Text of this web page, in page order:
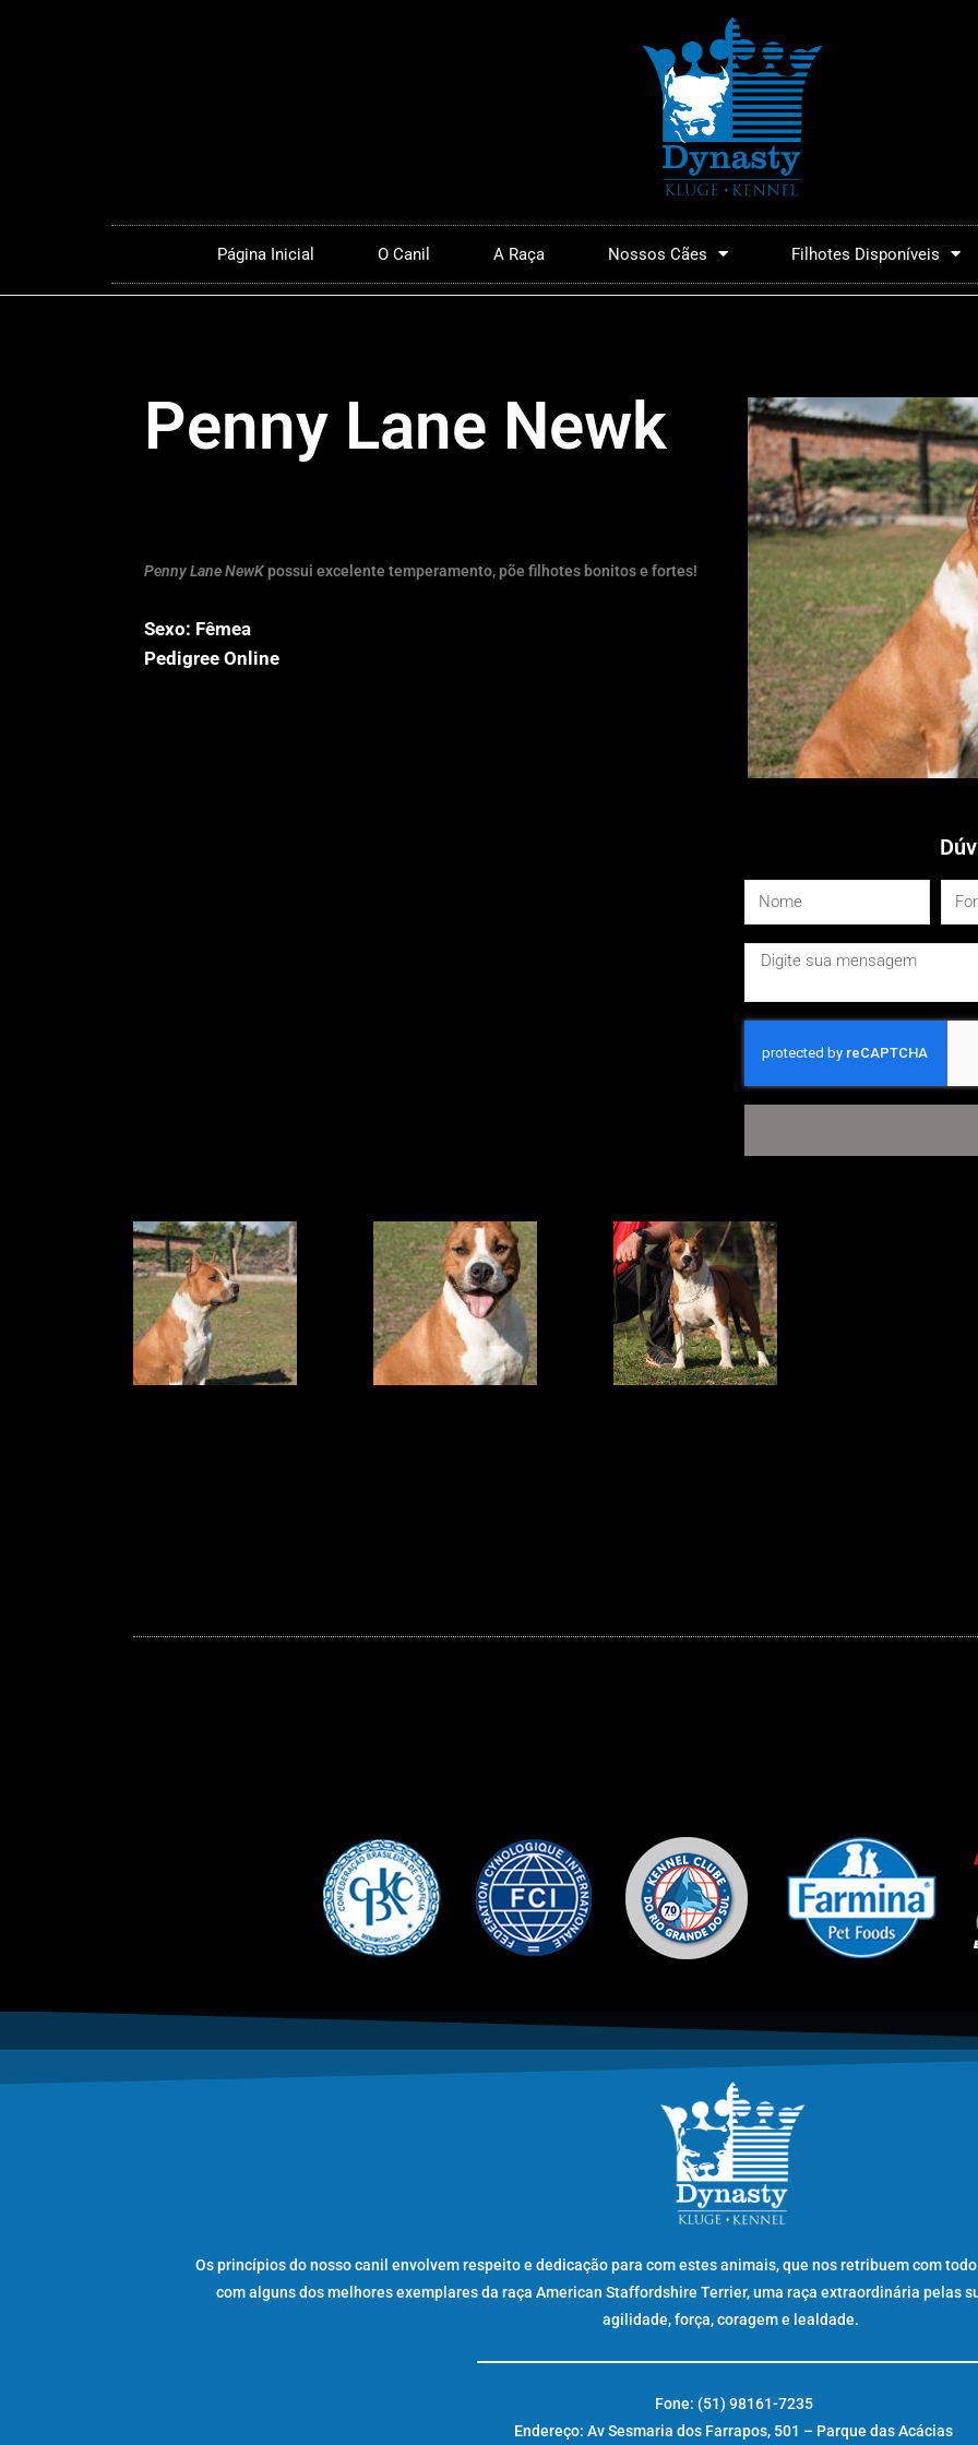
Página Inicial O Canil A Raça Nossos Cães Filhotes Disponíveis
Penny Lane Newk
Penny Lane NewKpossui excelente temperamento, põe filhotes bonitos e fortes!
Sexo: Fêmea
Pedigree Online
Os princípios do nosso canil envolvem respeito e dedicação para com estes animais, que nos retribuem com
com alguns dos melhores exemplares da raça American Staffordshire Terrier, uma raça extraordinária pelas
agilidade, força, coragem e lealdade.
Fone: (51) 98161-7235
Endereço: Av Sesmaria dos Farrapos, 501 – Parque das Acácias